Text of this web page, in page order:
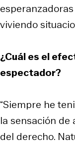
viviendo
¿Cuál es el
espectador?
“Siempre he
la sensación de
del derecho.